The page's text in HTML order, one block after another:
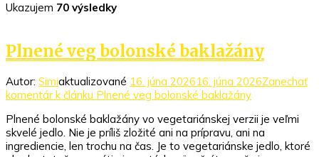
Ukazujem 70 výsledky
Plnené veg bolonské baklažány
Autor: Simiaktualizované 16. júna 202616. júna 2026Zanechať
komentár k článku Plnené veg bolonské baklažány
Plnené bolonské baklažány vo vegetariánskej verzii je veľmi
skvelé jedlo. Nie je príliš zložité ani na prípravu, ani na
ingrediencie, len trochu na čas. Je to vegetariánske jedlo, ktoré